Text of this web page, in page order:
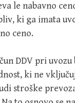
le nabavno
ki ga imata
ceno.
DDV pri
ki ne
stroške